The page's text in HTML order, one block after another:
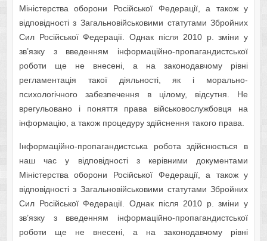
Міністерства оборони Російської Федерації, а також у
відповідності з Загальновійськовими статутами Збройних
Сил Російської Федерації. Однак після 2010 р. зміни у
зв’язку з введенням інформаційно-пропагандистської
роботи ще не внесені, а на законодавчому рівні
регламентація такої діяльності, як і морально-
психологічного забезпечення в цілому, відсутня. Не
врегульовано і поняття права військовослужбовця на
інформацію, а також процедуру здійснення такого права.
Інформаційно-пропагандистська робота здійснюється в
наш час у відповідності з керівними документами
Міністерства оборони Російської Федерації, а також у
відповідності з Загальновійськовими статутами Збройних
Сил Російської Федерації. Однак після 2010 р. зміни у
зв’язку з введенням інформаційно-пропагандистської
роботи ще не внесені, а на законодавчому рівні